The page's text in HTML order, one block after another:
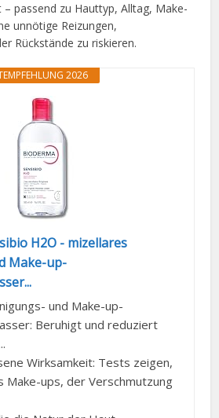
passend zu Hauttyp, Alltag, Make-
unnötige Reizungen,
Rückstände zu riskieren.
2026
H2O - mizellares
Make-up-
und Make-up-
Beruhigt und reduziert
Wirksamkeit: Tests zeigen,
Make-ups, der Verschmutzung